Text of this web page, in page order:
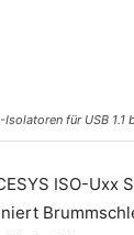
Isolatoren für USB
ISO-Uxx